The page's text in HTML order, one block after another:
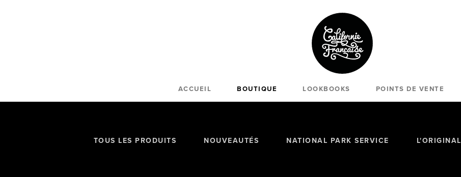
ACCUEIL BOUTIQUE LOOKBOOKS POINTS DE VENTE
TOUS LES PRODUITS NOUVEAUTÉS NATIONAL PARK SERVICE L'ORIGINAL